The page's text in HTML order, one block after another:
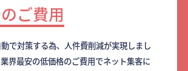
ご費用
で対策する為、人件費削減が実現しまし
界最安の低価格のご費用でネット集客に